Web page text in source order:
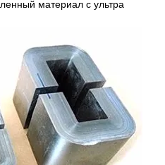
материал с ультра